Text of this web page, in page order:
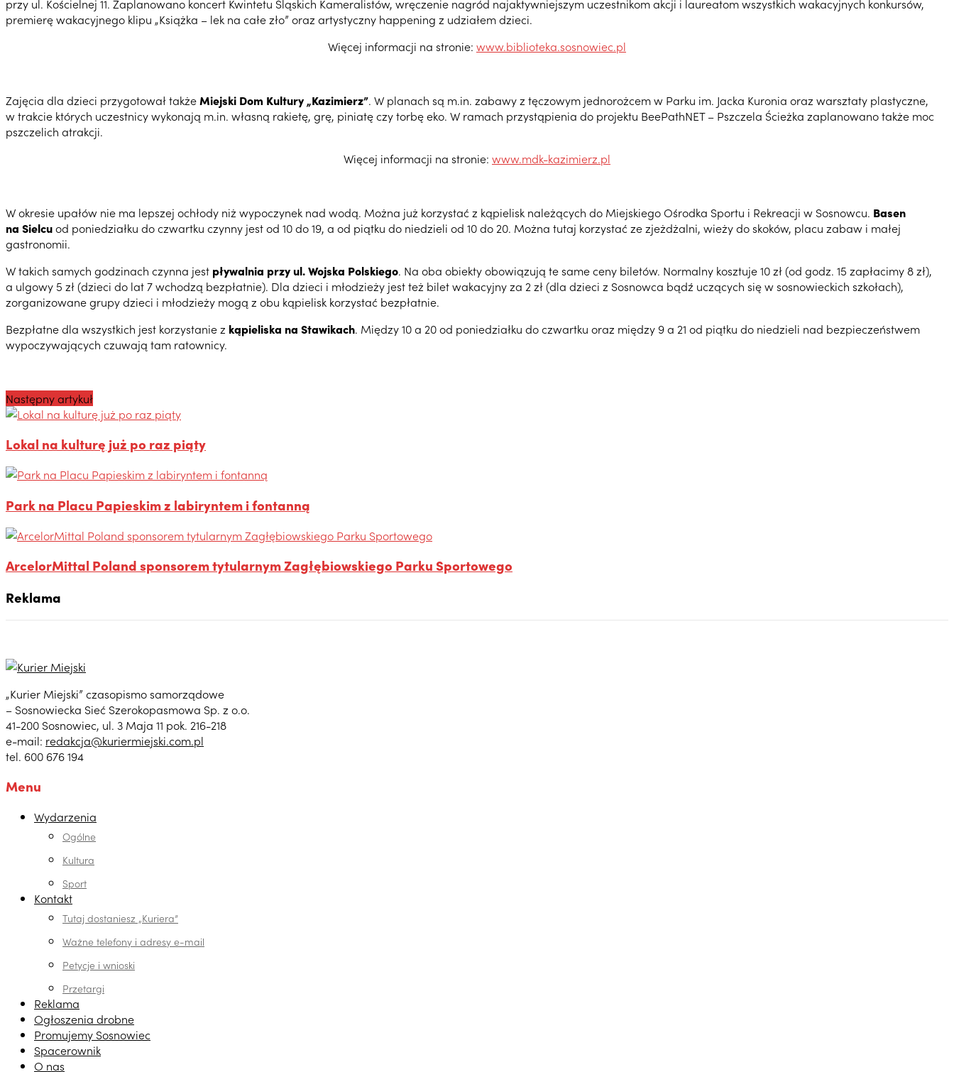
przy ul. Kościelnej 11. Zaplanowano koncert Kwintetu Śląskich Kameralistów, wręczenie nagród najaktywniejszym uczestnikom akcji i laureatom wszystkich wakacyjnych konkursów,
premierę wakacyjnego klipu „Książka – lek na całe zło” oraz artystyczny happening z udziałem dzieci.
Więcej informacji na stronie: www.biblioteka.sosnowiec.pl
Zajęcia dla dzieci przygotował takżeMiejski Dom Kultury „Kazimierz”. W planach są m.in. zabawy z tęczowym jednorożcem w Parku im. Jacka Kuronia oraz warsztaty plastyczne,
w trakcie których uczestnicy wykonają m.in. własną rakietę, grę, piniatę czy torbę eko. W ramach przystąpienia do projektu BeePathNET – Pszczela Ścieżka zaplanowano także moc
pszczelich atrakcji.
Więcej informacji na stronie: www.mdk-kazimierz.pl
W okresie upałów nie ma lepszej ochłody niż wypoczynek nad wodą. Można już korzystać z kąpielisk należących do Miejskiego Ośrodka Sportu i Rekreacji w Sosnowcu. Basen
na Sielcuod poniedziałku do czwartku czynny jest od 10 do 19, a od piątku do niedzieli od 10 do 20. Można tutaj korzystać ze zjeżdżalni, wieży do skoków, placu zabaw i małej
gastronomii.
W takich samych godzinach czynna jest pływalnia przy ul. Wojska Polskiego. Na oba obiekty obowiązują te same ceny biletów. Normalny kosztuje 10 zł (od godz. 15 zapłacimy 8 zł),
a ulgowy 5 zł (dzieci do lat 7 wchodzą bezpłatnie). Dla dzieci i młodzieży jest też bilet wakacyjny za 2 zł (dla dzieci z Sosnowca bądź uczących się w sosnowieckich szkołach),
zorganizowane grupy dzieci i młodzieży mogą z obu kąpielisk korzystać bezpłatnie.
Bezpłatne dla wszystkich jest korzystanie z kąpieliska na Stawikach. Między 10 a 20 od poniedziałku do czwartku oraz między 9 a 21 od piątku do niedzieli nad bezpieczeństwem
wypoczywających czuwają tam ratownicy.
Następny artykuł
Lokal na kulturę już po raz piąty
Park na Placu Papieskim z labiryntem i fontanną
ArcelorMittal Poland sponsorem tytularnym Zagłębiowskiego Parku Sportowego
Reklama
„Kurier Miejski” czasopismo samorządowe
– Sosnowiecka Sieć Szerokopasmowa Sp. z o.o.
41-200 Sosnowiec, ul. 3 Maja 11 pok. 216-218
e-mail: redakcja@kuriermiejski.com.pl
tel. 600 676 194
Menu
Wydarzenia
Ogólne
Kultura
Sport
Kontakt
Tutaj dostaniesz „Kuriera”
Ważne telefony i adresy e-mail
Petycje i wnioski
Przetargi
Reklama
Ogłoszenia drobne
Promujemy Sosnowiec
Spacerownik
O nas